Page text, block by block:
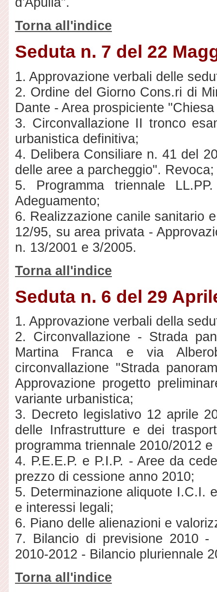
Torna all'indice
Seduta n. 7 del 22
1. Approvazione verbali delle
2. Ordine del Giorno Cons.ri di
Dante - Area prospiciente
3. Circonvallazione II tronco
urbanistica definitiva;
4. Delibera Consiliare n. 41 del
delle aree a parcheggio". Revoca;
5. Programma triennale
Adeguamento;
6. Realizzazione canile sanitario
12/95, su area privata -
n. 13/2001 e 3/2005.
Torna all'indice
Seduta n. 6 del 29
1. Approvazione verbali della
2. Circonvallazione - Strada
Martina Franca e via
circonvallazione "Strada
Approvazione progetto
variante urbanistica;
3. Decreto legislativo 12 aprile
delle Infrastrutture e dei
programma triennale 2010/2012
4. P.E.E.P. e P.I.P. - Aree da
prezzo di cessione anno 2010;
5. Determinazione aliquote I.C.I.
e interessi legali;
6. Piano delle alienazioni e
7. Bilancio di previsione 2010 -
2010-2012 - Bilancio pluriennale
Torna all'indice